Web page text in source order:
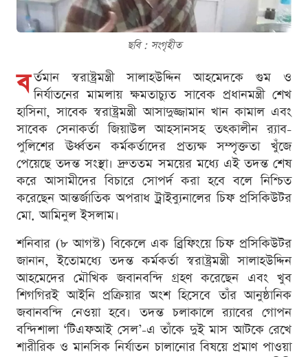
ছবি : সংগৃহীত
ব র্তমান স্বরাষ্ট্রমন্ত্রী সালাহউদ্দিন আহমেদকে গুম ও
নির্যাতনের মামলায় ক্ষমতাচ্যুত সাবেক প্রধানমন্ত্রী শেখ
হাসিনা, সাবেক স্বরাষ্ট্রমন্ত্রী আসাদুজ্জামান খান কামাল এবং
সাবেক সেনাকর্তা জিয়াউল আহসানসহ তৎকালীন র‍্যাব-
পুলিশের ঊর্ধ্বতন কর্মকর্তাদের প্রত্যক্ষ সম্পৃক্ততা খুঁজে
পেয়েছে তদন্ত সংস্থা। দ্রুততম সময়ের মধ্যে এই তদন্ত শেষ
করে আসামীদের বিচারে সোপর্দ করা হবে বলে নিশ্চিত
করেছেন আন্তর্জাতিক অপরাধ ট্রাইব্যুনালের চিফ প্রসিকিউটর
মো. আমিনুল ইসলাম।
শনিবার (৮ আগস্ট) বিকেলে এক ব্রিফিংয়ে চিফ প্রসিকিউটর
জানান, ইতোমধ্যে তদন্ত কর্মকর্তা স্বরাষ্ট্রমন্ত্রী সালাহউদ্দিন
আহমেদের মৌখিক জবানবন্দি গ্রহণ করেছেন এবং খুব
শিগগিরই আইনি প্রক্রিয়ার অংশ হিসেবে তাঁর আনুষ্ঠানিক
জবানবন্দি নেওয়া হবে। তদন্ত চলাকালে র‍্যাবের গোপন
বন্দিশালা ‘টিএফআই সেল’-এ তাঁকে দুই মাস আটকে রেখে
শারীরিক ও মানসিক নির্যাতন চালানোর বিষয়ে প্রমাণ পাওয়া